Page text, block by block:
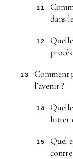
11
dans
12
13
Comment
l’avenir ?
14
lutter
15
Quel